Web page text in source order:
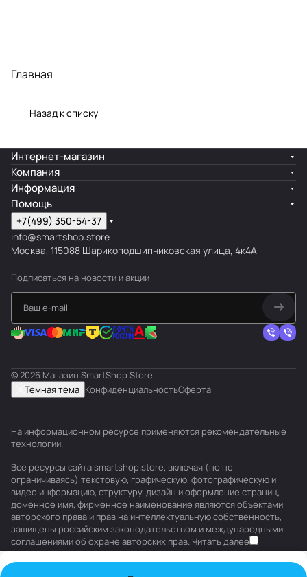
Главная
Назад к списку
Интернет-магазин
Компания
Информация
Помощь
+7(499) 350-54-37
info@smartshop.store
Москва, 115088 Шарикоподшипниковская улица, 4к4А
Подписаться на новости и акции
© 2026 Магазин SmartShop.Store
Темная тема КонфиденциальностьОферта
На информационном ресурсе применяются рекомендательные
технологии.
Все ресурсы сайта smartshop.store, включая (но не
ограничиваясь) текстовую, графическую, фотографическую и
видео информацию, структуру, дизайн и оформление страниц,
доменное имя, фирменное наименование являются объектами
авторского права и прав на интеллектуальную собственность,
защищены российским законодательством и международными
соглашениями об охране авторских прав. Читать далее